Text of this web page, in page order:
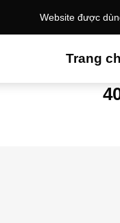
Website được
Trang